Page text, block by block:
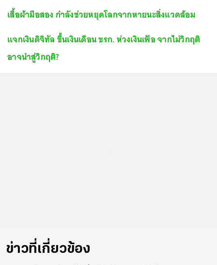
เสื้อผ้ามือสอง กำลังช่วยหยุดโลกจากหายนะสิ่งแวดล้อม
แจกเงินดิจิทัล ขึ้นเงินเดือน ขรก. ห่วงเงินเฟ้อ จากไม่วิกฤติ
อาจนำสู่วิกฤติ?
ข่าวที่เกี่ยวข้อง